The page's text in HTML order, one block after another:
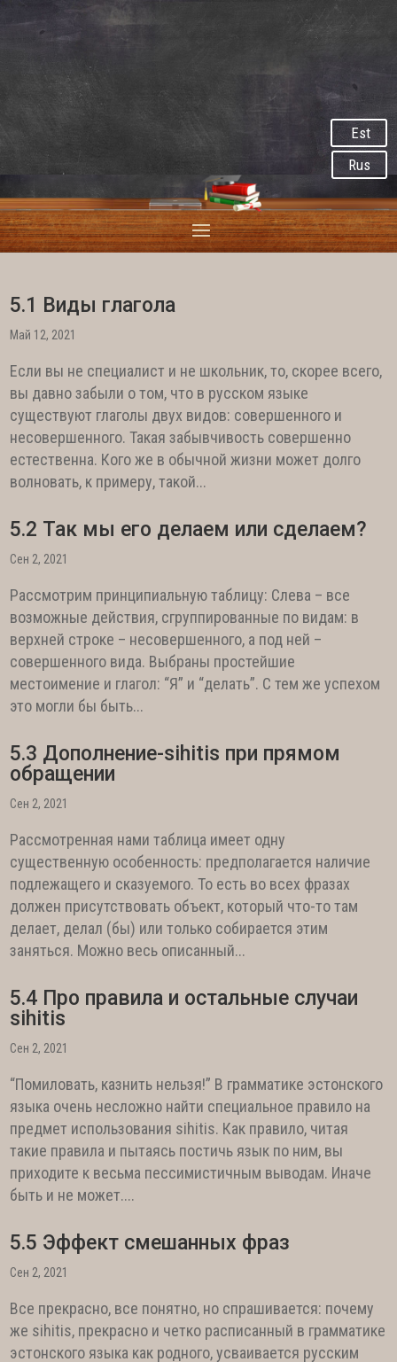
Est
Rus
5.1 Виды глагола
Май 12, 2021
Если вы не специалист и не школьник, то, скорее всего,
вы давно забыли о том, что в русском языке
существуют глаголы двух видов: совершенного и
несовершенного. Такая забывчивость совершенно
естественна. Кого же в обычной жизни может долго
волновать, к примеру, такой...
5.2 Так мы его делаем или сделаем?
Сен 2, 2021
Рассмотрим принципиальную таблицу: Слева – все
возможные действия, сгруппированные по видам: в
верхней строке – несовершенного, а под ней –
совершенного вида. Выбраны простейшие
местоимение и глагол: “Я” и “делать”. С тем же успехом
это могли бы быть...
5.3 Дополнение-sihitis при прямом
обращении
Сен 2, 2021
Рассмотренная нами таблица имеет одну
существенную особенность: предполагается наличие
подлежащего и сказуемого. То есть во всех фразах
должен присутствовать объект, который что-то там
делает, делал (бы) или только собирается этим
заняться. Можно весь описанный...
5.4 Про правила и остальные случаи
sihitis
Сен 2, 2021
“Помиловать, казнить нельзя!” В грамматике эстонского
языка очень несложно найти специальное правило на
предмет использования sihitis. Как правило, читая
такие правила и пытаясь постичь язык по ним, вы
приходите к весьма пессимистичным выводам. Иначе
быть и не может....
5.5 Эффект смешанных фраз
Сен 2, 2021
Все прекрасно, все понятно, но спрашивается: почему
же sihitis, прекрасно и четко расписанный в грамматике
эстонского языка как родного, усваивается русским